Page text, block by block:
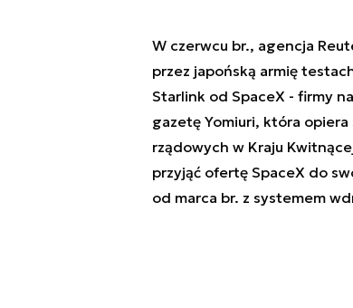
W czerwcu br., agencja
przez japońską armię
Starlink od SpaceX - firmy
gazetę Yomiuri, która
rządowych w Kraju
przyjąć ofertę SpaceX do
od marca br. z systemem